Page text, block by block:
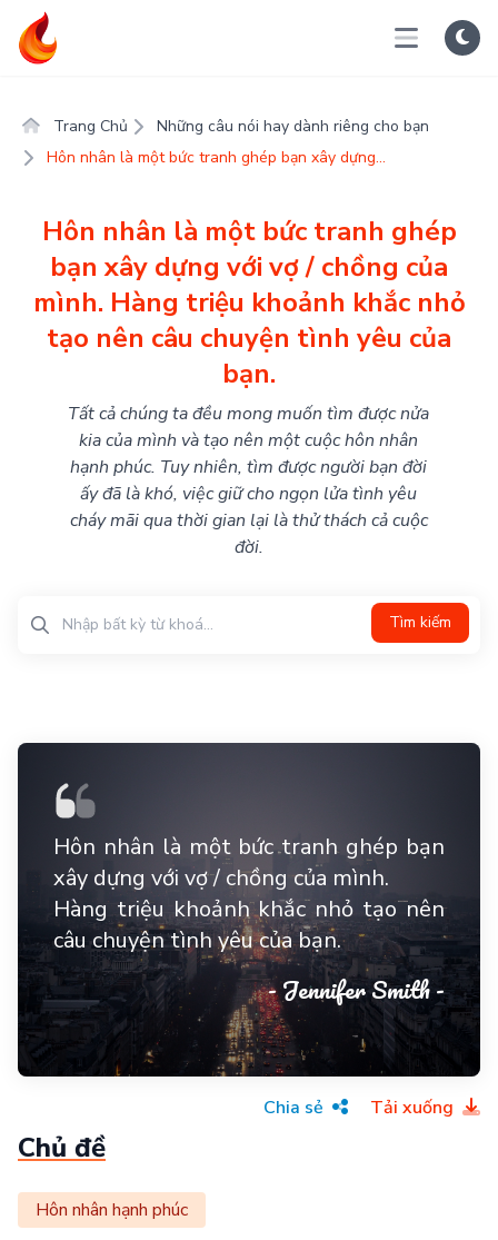
Trang Chủ
Những câu nói hay dành riêng cho bạn
Hôn nhân là một bức tranh ghép bạn xây dựng...
Hôn nhân là một bức tranh ghép
bạn xây dựng với vợ / chồng của
mình. Hàng triệu khoảnh khắc nhỏ
tạo nên câu chuyện tình yêu của
bạn.
Tất cả chúng ta đều mong muốn tìm được nửa
kia của mình và tạo nên một cuộc hôn nhân
hạnh phúc. Tuy nhiên, tìm được người bạn đời
ấy đã là khó, việc giữ cho ngọn lửa tình yêu
cháy mãi qua thời gian lại là thử thách cả cuộc
đời.
Tìm kiếm
Hôn nhân là một bức tranh ghép bạn
xây dựng với vợ / chồng của mình.
Hàng triệu khoảnh khắc nhỏ tạo nên
câu chuyện tình yêu của bạn.
- Jennifer Smith -
Chia sẻ Tải xuống
Chủ đề
Hôn nhân hạnh phúc